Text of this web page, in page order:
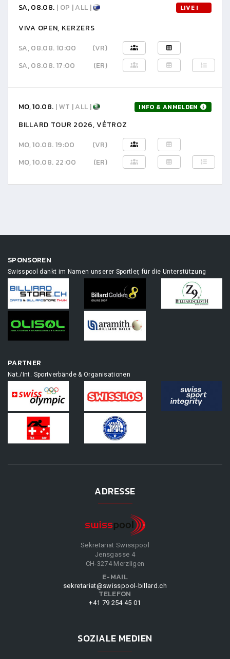
SA, 08.08. | OP | ALL | LIVE !
VIVA OPEN, KERZERS
SA, 08.08. 10:00
(VR)
SA, 08.08. 17:00
(ER)
MO, 10.08. | WT | ALL | INFO & ANMELDEN
BILLARD TOUR 2026, VÉTROZ
MO, 10.08. 19:00
(VR)
MO, 10.08. 22:00
(ER)
SPONSOREN
Swisspool dankt im Namen unserer Sportler, für die Unterstützung
PARTNER
Nat./Int. Sportverbände & Organisationen
ADRESSE
Sekretariat Swisspool
Jensgasse 4
CH-3274 Merzligen
E-MAIL
sekretariat@swisspool-billard.ch
TELEFON
+41 79 254 45 01
SOZIALE MEDIEN